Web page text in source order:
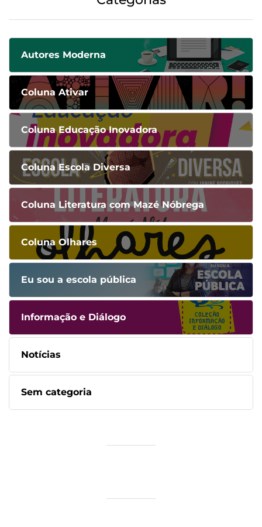
Autores Moderna
Coluna Ativar
Coluna Educação Inovadora
Coluna Escola Diversa
Coluna Literatura com Mazé Nóbrega
Coluna Olhares
Eu sou a escola pública
Informação e Diálogo
Notícias
Sem categoria